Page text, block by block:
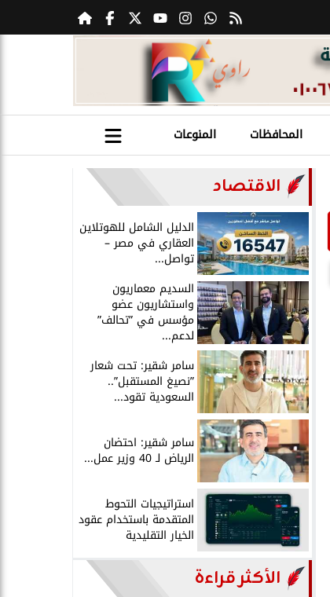
المحافظات المنوعات
الاقتصاد
الدليل الشامل للهوتلاين
العقاري في مصر –
تواصل...
السديم معماريون
واستشاريون عضو
مؤسس في ”تحالف”
لدعم...
سامر شقير: تحت شعار
”نصيغ المستقبل”..
السعودية تقود...
سامر شقير: احتضان
الرياض لـ 40 وزير عمل...
استراتيجيات التحوط
المتقدمة باستخدام عقود
الخيار التقليدية
الأكثر قراءة